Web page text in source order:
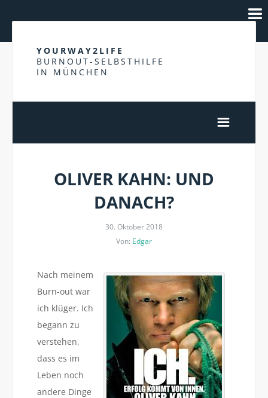
YOURWAY2LIFE
BURNOUT-SELBSTHILFE
IN MÜNCHEN
OLIVER KAHN: UND
DANACH?
30. Oktober 2018
Von: Edgar
Nach meinem
Burn-out war
ich klüger. Ich
begann zu
verstehen,
dass es im
Leben noch
andere Dinge